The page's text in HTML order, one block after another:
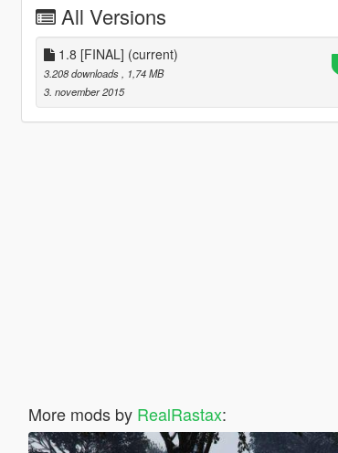
All Versions
1.8 [FINAL] (current)
3.208 downloads
, 1,74 MB
3. november 2015
More mods by RealRastax: